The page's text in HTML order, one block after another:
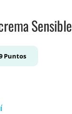
Sensible
Puntos